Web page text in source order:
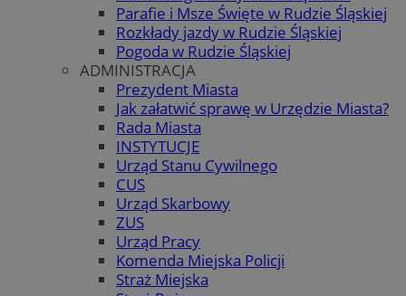
Parafie i Msze Święte w Rudzie Śląskiej
Rozkłady jazdy w Rudzie Śląskiej
Pogoda w Rudzie Śląskiej
ADMINISTRACJA
Prezydent Miasta
Jak załatwić sprawę w Urzędzie Miasta?
Rada Miasta
INSTYTUCJE
Urząd Stanu Cywilnego
CUS
Urząd Skarbowy
ZUS
Urząd Pracy
Komenda Miejska Policji
Straż Miejska